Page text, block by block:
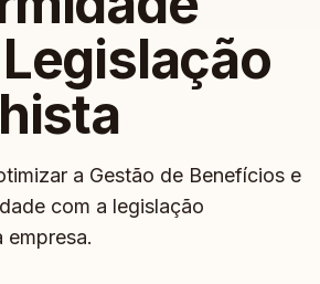
a Gestão de Benefícios e
com a legislação
empresa.